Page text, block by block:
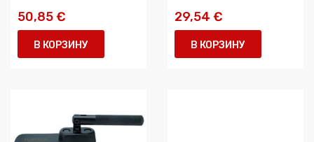
50,85 €
В КОРЗИНУ
29,54 €
В КОРЗИНУ